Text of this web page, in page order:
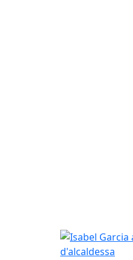
Isabel Garcia